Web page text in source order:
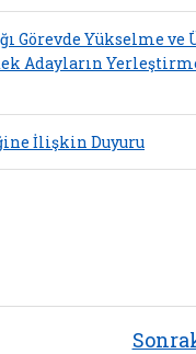
Görevde Yükselme ve
Adayların
İlişkin Duyuru